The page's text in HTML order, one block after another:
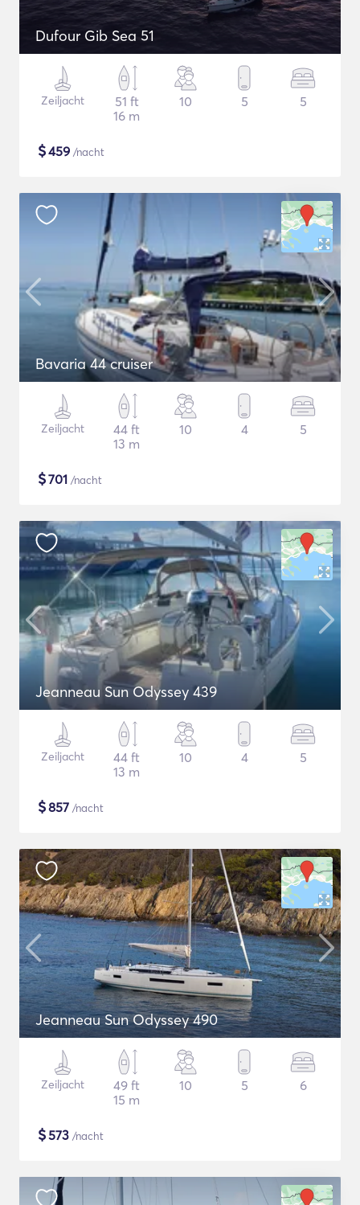
Dufour Gib Sea 51
Zeiljacht
51 ft
16 m
10 5 5
$459 /nacht
Bavaria 44 cruiser
Zeiljacht
44 ft
13 m
10 4 5
$701 /nacht
Jeanneau Sun Odyssey 439
Zeiljacht
44 ft
13 m
10 4 5
$857 /nacht
Jeanneau Sun Odyssey 490
Zeiljacht
49 ft
15 m
10 5 6
$573 /nacht